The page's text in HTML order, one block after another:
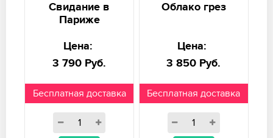
Свидание в
Париже
Цена:
3 790 Руб.
Бесплатная доставка
Облако грез
Цена:
3 850 Руб.
Бесплатная доставка